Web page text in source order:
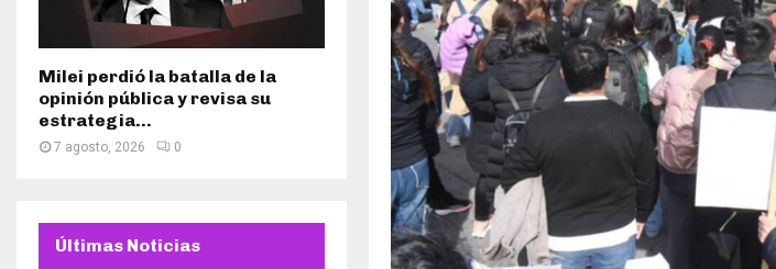
Milei perdió la batalla de la
opinión pública y revisa su
estrategia...
7 agosto, 2026 0
Últimas Noticias